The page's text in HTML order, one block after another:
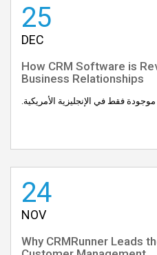
25
DEC
(English) How CRM Software
Business Relationships
فقط في الإنجليزية الأمريكية.
24
NOV
(English) Why CRMRunner